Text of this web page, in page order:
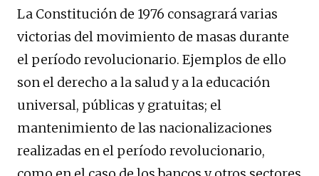
La Constitución de 1976 consagrará varias
victorias del movimiento de masas durante
el período revolucionario. Ejemplos de ello
son el derecho a la salud y a la educación
universal, públicas y gratuitas; el
mantenimiento de las nacionalizaciones
realizadas en el período revolucionario,